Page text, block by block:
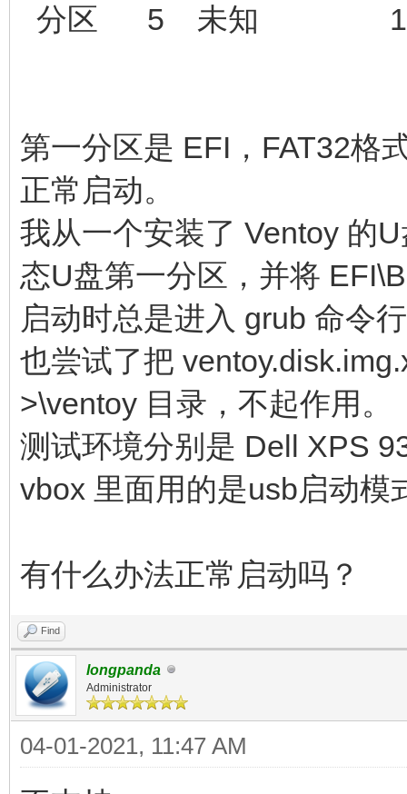
分区 5 未知 124
第一分区是 EFI，FAT32格
正常启动。
我从一个安装了 Ventoy 的
态U盘第一分区，并将
启动时总是进入 grub 命令
也尝试了把
>\ventoy 目录，不起作用。
测试环境分别是 Dell XPS
vbox 里面用的是usb启动模
有什么办法正常启动吗？
Find
longpanda
Administrator
04-01-2021, 11:47 AM